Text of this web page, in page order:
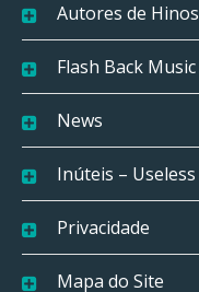
Autores de Hinos
Flash Back Music
News
Inúteis – Useless
Privacidade
Mapa do Site